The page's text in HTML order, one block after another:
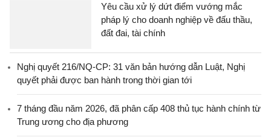
Yêu cầu xử lý dứt điểm vướng mắc
pháp lý cho doanh nghiệp về đấu thầu,
đất đai, tài chính
Nghị quyết 216/NQ-CP: 31 văn bản hướng dẫn Luật, Nghị
quyết phải được ban hành trong thời gian tới
7 tháng đầu năm 2026, đã phân cấp 408 thủ tục hành chính từ
Trung ương cho địa phương